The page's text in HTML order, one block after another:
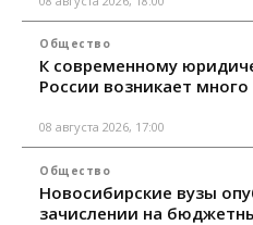
Общество
К современному
России возникает
08 августа 2026, 17:00
Общество
Новосибирские вузы
зачислении на